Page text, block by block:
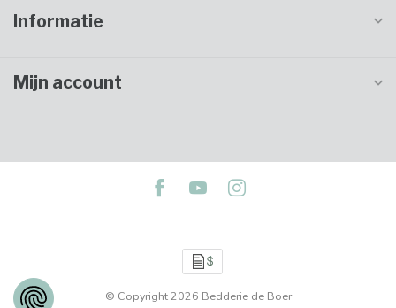
Informatie
Mijn account
© Copyright 2026 Bedderie de Boer